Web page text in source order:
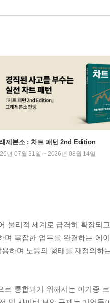
제본소 : 차트 패턴 2nd Edition
년 07월 31일 ~ 2026년 08월 14일
물리적 세계로 급격히 확장되
복잡한 업무를 완결하는 에
하며 노동의 형태를 재정의하
통합되기 위해서는 이기종